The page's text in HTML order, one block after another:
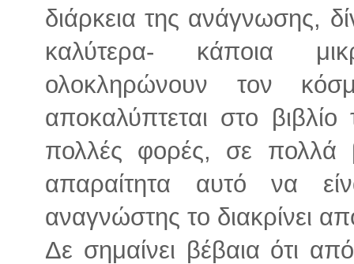
διάρκεια της ανάγνωσης,
καλύτερα- κάποια
ολοκληρώνουν τον
αποκαλύπτεται στο
πολλές φορές, σε πολλά
απαραίτητα αυτό να
αναγνώστης το διακρίνει
Δε σημαίνει βέβαια ότι